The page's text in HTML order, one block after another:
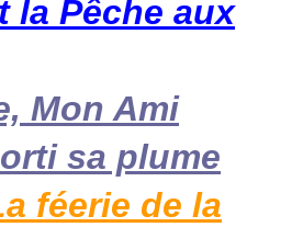
la Pêche aux
Mon Ami
sa plume
féerie de la